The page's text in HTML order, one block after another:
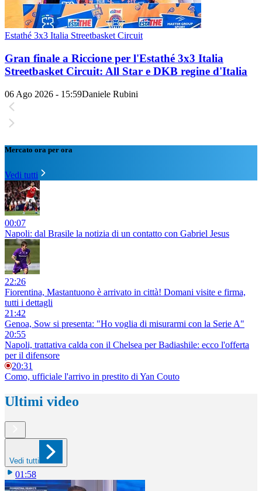
Estathé 3x3 Italia Streetbasket Circuit
Gran finale a Riccione per l'Estathé 3x3 Italia
Streetbasket Circuit: All Star e DKB regine d'Italia
06 Ago 2026 - 15:59Daniele Rubini
Mercato ora per ora
Vedi tutti
00:07
Napoli: dal Brasile la notizia di un contatto con Gabriel Jesus
22:26
Fiorentina, Mastantuono è arrivato in città! Domani visite e firma,
tutti i dettagli
21:42
Genoa, Sow si presenta: "Ho voglia di misurarmi con la Serie A"
20:55
Napoli, trattativa calda con il Chelsea per Badiashile: ecco l'offerta
per il difensore
20:31
Como, ufficiale l'arrivo in prestito di Yan Couto
Ultimi video
Vedi tutti
01:58